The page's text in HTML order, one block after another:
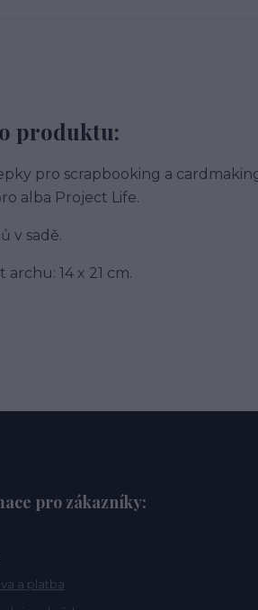
produktu:
pro scrapbooking a
alba Project Life.
v sadě.
archu: 14 x 21 cm.
pro zákazníky:
a platba